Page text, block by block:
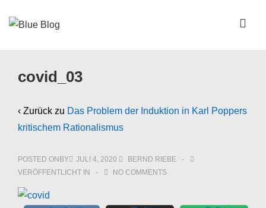
Zum
Navigation
covid_03
‹ Zurück zu Das Problem der Induktion in Karl Poppers
kritischem Rationalismus
POSTED ONBY JULI 4, 2020
BERND RIEBE
VERÖFFENTLICHT IN
NO COMMENTS